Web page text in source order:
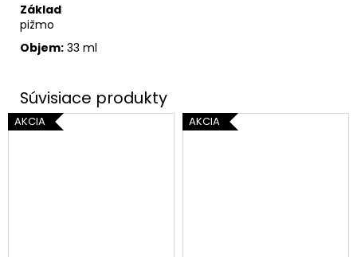
Základ
pižmo
Objem: 33 ml
AKCIA AKCIA